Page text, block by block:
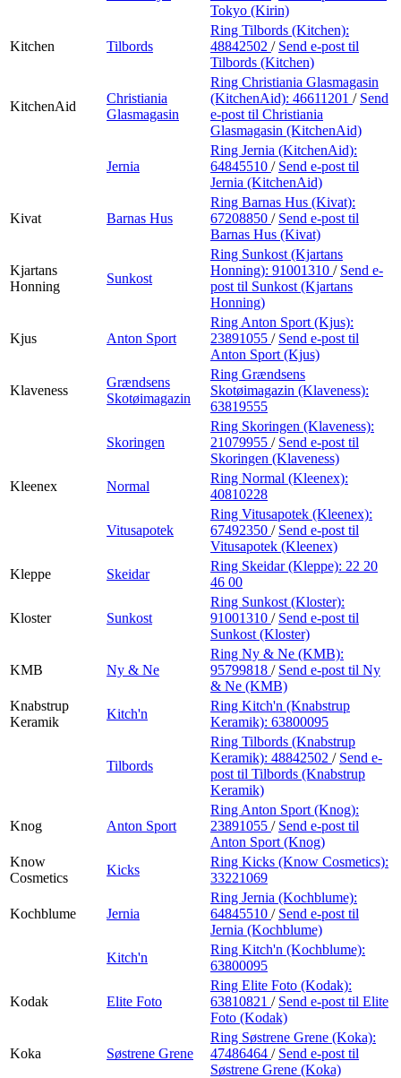
Tokyo (Kirin)
Kitchen Tilbords
Ring Tilbords (Kitchen):
48842502 / Send e-post til
Tilbords (Kitchen)
KitchenAid
Christiania
Glasmagasin
Ring Christiania Glasmagasin
(KitchenAid): 46611201 / Send
e-post til Christiania
Glasmagasin (KitchenAid)
Jernia
Ring Jernia (KitchenAid):
64845510 / Send e-post til
Jernia (KitchenAid)
Kivat Barnas Hus
Ring Barnas Hus (Kivat):
67208850 / Send e-post til
Barnas Hus (Kivat)
Kjartans
Honning
Sunkost
Ring Sunkost (Kjartans
Honning): 91001310 / Send e-
post til Sunkost (Kjartans
Honning)
Kjus Anton Sport
Ring Anton Sport (Kjus):
23891055 / Send e-post til
Anton Sport (Kjus)
Klaveness
Grændsens
Skotøimagazin
Ring Grændsens
Skotøimagazin (Klaveness):
63819555
Skoringen
Ring Skoringen (Klaveness):
21079955 / Send e-post til
Skoringen (Klaveness)
Kleenex
Normal
Ring Normal (Kleenex):
40810228
Vitusapotek
Ring Vitusapotek (Kleenex):
67492350 / Send e-post til
Vitusapotek (Kleenex)
Kleppe
Skeidar
Ring Skeidar (Kleppe): 22 20
46 00
Kloster Sunkost
Ring Sunkost (Kloster):
91001310 / Send e-post til
Sunkost (Kloster)
KMB Ny & Ne
Ring Ny & Ne (KMB):
95799818 / Send e-post til Ny
& Ne (KMB)
Knabstrup
Keramik
Kitch'n
Ring Kitch'n (Knabstrup
Keramik): 63800095
Tilbords
Ring Tilbords (Knabstrup
Keramik): 48842502 / Send e-
post til Tilbords (Knabstrup
Keramik)
Knog Anton Sport
Ring Anton Sport (Knog):
23891055 / Send e-post til
Anton Sport (Knog)
Know
Cosmetics
Kicks
Ring Kicks (Know Cosmetics):
33221069
Kochblume Jernia
Ring Jernia (Kochblume):
64845510 / Send e-post til
Jernia (Kochblume)
Kitch'n
Ring Kitch'n (Kochblume):
63800095
Kodak Elite Foto
Ring Elite Foto (Kodak):
63810821 / Send e-post til Elite
Foto (Kodak)
Koka Søstrene Grene
Ring Søstrene Grene (Koka):
47486464 / Send e-post til
Søstrene Grene (Koka)